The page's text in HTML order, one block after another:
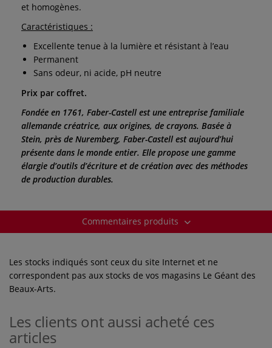
et homogènes.
Caractéristiques :
Excellente tenue à la lumière et résistant à l’eau
Permanent
Sans odeur, ni acide, pH neutre
Prix par coffret.
Fondée en 1761, Faber-Castell est une entreprise familiale
allemande créatrice, aux origines, de crayons. Basée à
Stein, près de Nuremberg, Faber-Castell est aujourd’hui
présente dans le monde entier. Elle propose une gamme
élargie d’outils d’écriture et de création avec des méthodes
de production durables.
Commentaires produits
Les stocks indiqués sont ceux du site Internet et ne
correspondent pas aux stocks de vos magasins Le Géant des
Beaux-Arts.
Les clients ont aussi acheté ces
articles